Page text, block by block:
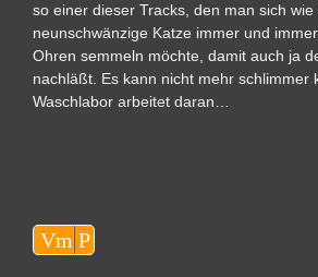
so einer dieser Tracks, den man sich wie
neunschwänzige Katze immer und
Ohren semmeln möchte, damit auch ja
nachläßt. Es kann nicht mehr schlimmer
Waschlabor arbeitet daran…
Audio-
Player
Vm P